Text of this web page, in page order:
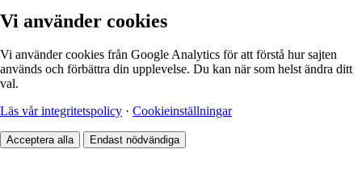
Vi använder cookies
Vi använder cookies från Google Analytics för att förstå hur sajten
används och förbättra din upplevelse. Du kan när som helst ändra ditt
val.
Läs vår integritetspolicy · Cookieinställningar
Acceptera alla Endast nödvändiga